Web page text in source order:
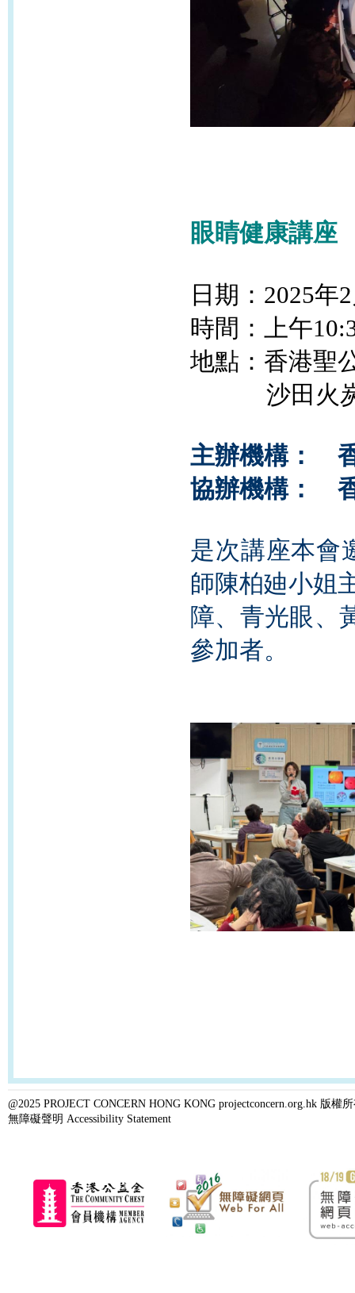
眼睛健康講座
日期：2025年
時間：上午10
地點：香港聖
沙田火炭駿
主辦機構：
協辦機構：
是次講座本會
師陳柏廸小姐
障、青光眼、
參加者。
@2025 PROJECT CONCERN HONG KONG projectconcern.org.hk 版權
無障礙聲明 Accessibility Statement